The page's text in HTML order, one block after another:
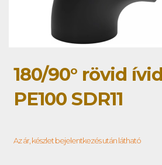
180/90° rövid
PE100 SDR11
Az ár, készlet bejelentkezés után látható